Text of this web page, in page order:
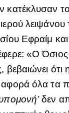
ιερού
Εφραίμ
«Ο
βεβαιώνει
αφορά όλα τα
δεν